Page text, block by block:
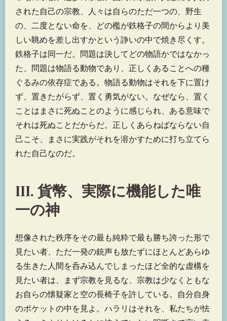
された自己の宗教、人々は自らのただ一つの、野生
の、二度とない命を、どの檻が鉄格子の間からより美
しい眺めを差し出すかという諍いの中で焼き尽くす。
鉄格子は同一だ。問題は決してどの物語かではなかっ
た、問題は物語る動物であり、正しくあることへの種
ぐるみの依存症である。物語る動物はそれを下に置け
ず、置きたがらず、置く勇気がない。なぜなら、置く
ことはまさに死ぬことのように感じられ、ある意味で
それは死ぬことだからだ。正しくあらねばならない自
己こそ、まさに実践がそれを溶かすために打ち立てら
れた自己なのだ。
III. 貨幣、実際に機能した唯
一の神
想像された秩序をその最も純粋で最も勝ち誇った形で
見たい者、ただ一発の銃声も放たずにほとんどあらゆ
る生きた人間を呑み込んでしまったほど全的な虚構を
見たい者は、まず宗教を見るな、宗教は少なくともな
お自らの懐疑家と空の長椅子を許している。自分自身
のポケットの中を見よ。ハラリはそれを、私たちが怯